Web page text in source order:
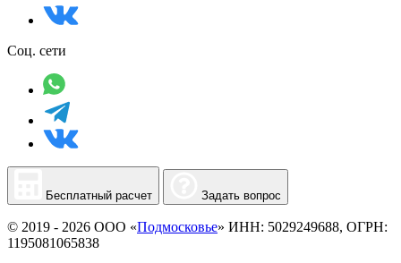
Соц. сети
Бесплатный расчет Задать вопрос
© 2019 - 2026 ООО «Подмосковье» ИНН: 5029249688, ОГРН:
1195081065838